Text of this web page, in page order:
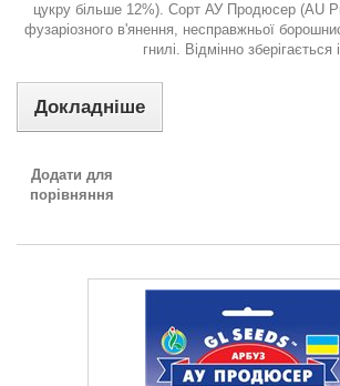
цукру більше 12%). Сорт АУ Продюсер (AU
фузаріозного в'янення, несправжньої
гнилі. Відмінно зберігається
Докладніше
Додати для
порівняння